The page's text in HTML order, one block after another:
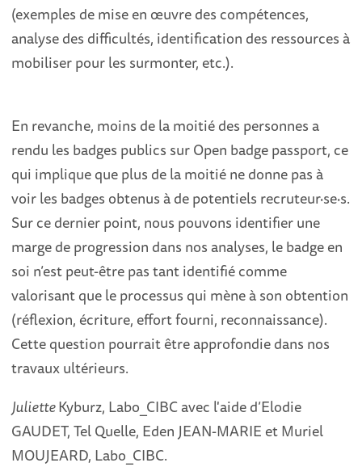
(exemples de mise en œuvre des compétences,
analyse des difficultés, identification des ressources à
mobiliser pour les surmonter, etc.).
En revanche, moins de la moitié des personnes a
rendu les badges publics sur Open badge passport, ce
qui implique que plus de la moitié ne donne pas à
voir les badges obtenus à de potentiels recruteur·se·s.
Sur ce dernier point, nous pouvons identifier une
marge de progression dans nos analyses, le badge en
soi n’est peut-être pas tant identifié comme
valorisant que le processus qui mène à son obtention
(réflexion, écriture, effort fourni, reconnaissance).
Cette question pourrait être approfondie dans nos
travaux ultérieurs.
JulietteKyburz, Labo_CIBC avec l'aide d’Elodie
GAUDET, Tel Quelle, Eden JEAN-MARIE et Muriel
MOUJEARD, Labo_CIBC.